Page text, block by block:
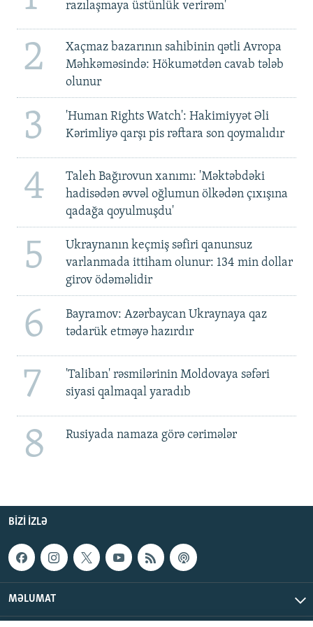
razılaşmaya üstünlük verirəm'
2
Xaçmaz bazarının sahibinin qətli Avropa
Məhkəməsində: Hökumətdən cavab tələb
olunur
3
'Human Rights Watch': Hakimiyyət Əli
Kərimliyə qarşı pis rəftara son qoymalıdır
4
Taleh Bağırovun xanımı: 'Məktəbdəki
hadisədən əvvəl oğlumun ölkədən çıxışına
qadağa qoyulmuşdu'
5
Ukraynanın keçmiş səfiri qanunsuz
varlanmada ittiham olunur: 134 min dollar
girov ödəməlidir
6
Bayramov: Azərbaycan Ukraynaya qaz
tədarük etməyə hazırdır
7
'Taliban' rəsmilərinin Moldovaya səfəri
siyasi qalmaqal yaradıb
8 Rusiyada namaza görə cərimələr
BIZI IZLƏ
MƏLUMAT